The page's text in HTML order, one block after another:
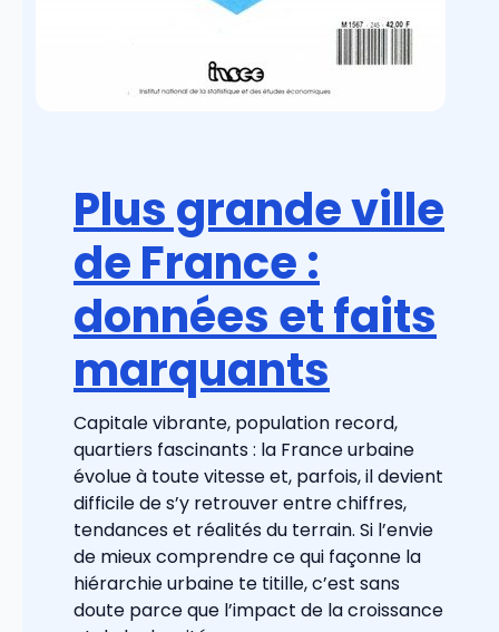
Plus grande ville
de France :
données et faits
marquants
Capitale vibrante, population record,
quartiers fascinants : la France urbaine
évolue à toute vitesse et, parfois, il devient
difficile de s’y retrouver entre chiffres,
tendances et réalités du terrain. Si l’envie
de mieux comprendre ce qui façonne la
hiérarchie urbaine te titille, c’est sans
doute parce que l’impact de la croissance